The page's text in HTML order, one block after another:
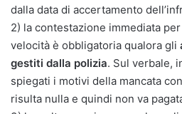
dalla data di accertamento
2) la contestazione immediata
velocità è obbligatoria qualora gli
gestiti dalla polizia. Sul verbale,
spiegati i motivi della mancata
risulta nulla e quindi non va